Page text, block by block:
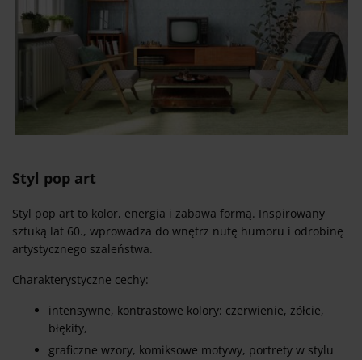
Styl pop art
Styl pop art to kolor, energia i zabawa formą. Inspirowany
sztuką lat 60., wprowadza do wnętrz nutę humoru i odrobinę
artystycznego szaleństwa.
Charakterystyczne cechy:
intensywne, kontrastowe kolory: czerwienie, żółcie,
błękity,
graficzne wzory, komiksowe motywy, portrety w stylu